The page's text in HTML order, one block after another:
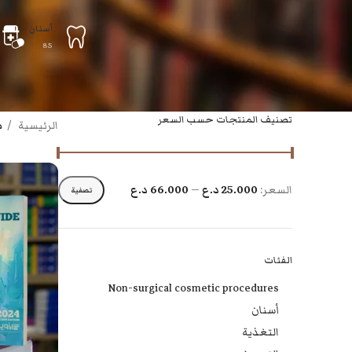
أسنان
85
تصنيف المنتجات حسب السعر
تصفية السعر: 25.000 د.ع — 66.000 د.ع
الفئات
Non-surgical cosmetic procedures
أسنان
التغذية
الرئيسية